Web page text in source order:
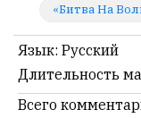
публикации.
мнения
публикуются,
даже
«Битва На
Язык: Русский
Длительность
Всего